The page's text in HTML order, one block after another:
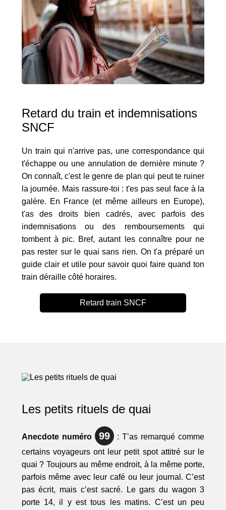
Retard du train et indemnisations
SNCF
Un train qui n'arrive pas, une correspondance qui
t'échappe ou une annulation de dernière minute ?
On connaît, c'est le genre de plan qui peut te ruiner
la journée. Mais rassure-toi : t'es pas seul face à la
galère. En France (et même ailleurs en Europe),
t'as des droits bien cadrés, avec parfois des
indemnisations ou des remboursements qui
tombent à pic. Bref, autant les connaître pour ne
pas rester sur le quai sans rien. On t'a préparé un
guide clair et utile pour savoir quoi faire quand ton
train déraille côté horaires.
Retard train SNCF
Les petits rituels de quai
Anecdote numéro 99 : T’as remarqué comme
certains voyageurs ont leur petit spot attitré sur le
quai ? Toujours au même endroit, à la même porte,
parfois même avec leur café ou leur journal. C’est
pas écrit, mais c’est sacré. Le gars du wagon 3
porte 14, il y est tous les matins. C’est un peu